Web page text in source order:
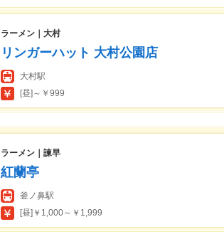
ラーメン｜大村
リンガーハット 大村公園店
大村駅
[昼]～￥999
ラーメン｜諫早
紅蘭亭
釜ノ鼻駅
[昼]￥1,000～￥1,999